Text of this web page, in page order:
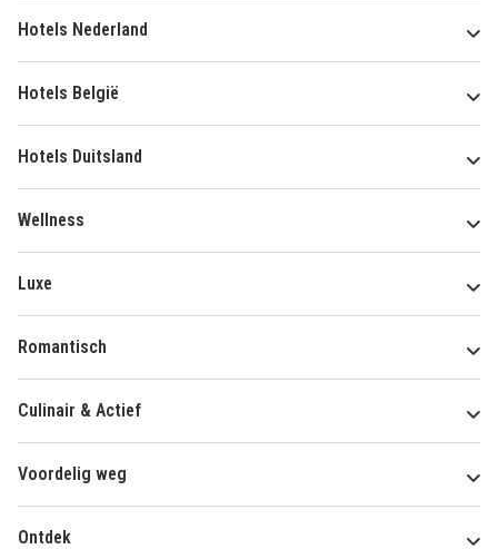
Hotels Nederland
Hotels België
Hotels Duitsland
Wellness
Luxe
Romantisch
Culinair & Actief
Voordelig weg
Ontdek